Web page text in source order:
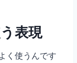
表現
く使うんです